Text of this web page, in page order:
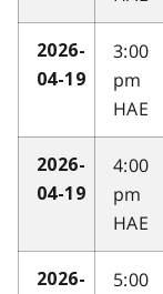
2026-
04-19
3:00
pm
HAE
2026-
04-19
4:00
pm
HAE
2026-
5:00